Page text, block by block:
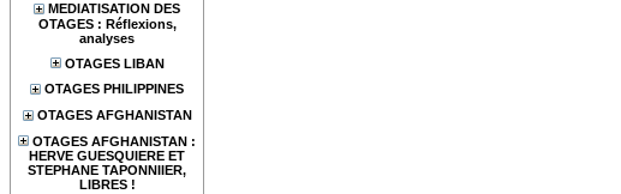
MEDIATISATION DES
OTAGES : Réflexions,
analyses
OTAGES LIBAN
OTAGES PHILIPPINES
OTAGES AFGHANISTAN
OTAGES AFGHANISTAN :
HERVE GUESQUIERE ET
STEPHANE TAPONNIIER,
LIBRES !